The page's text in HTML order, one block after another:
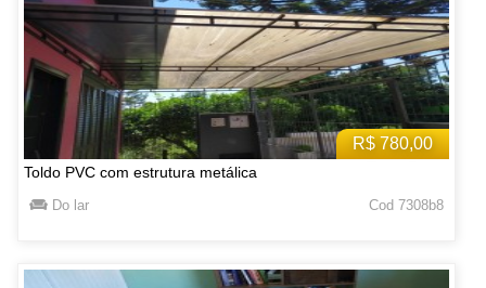
R$ 780,00
Toldo PVC com estrutura metálica
Do lar Cod 7308b8